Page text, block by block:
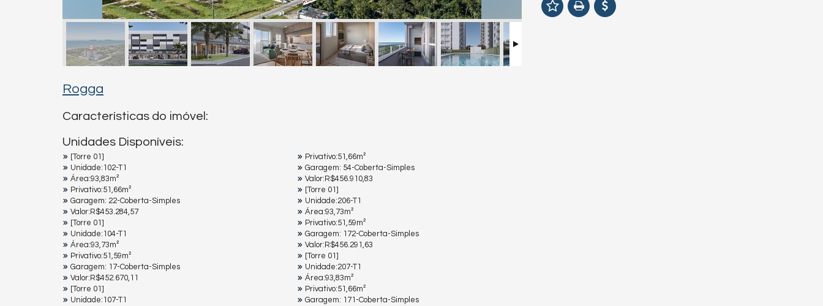
Rogga
Características do imóvel:
Unidades Disponíveis:
[Torre 01]
Unidade:102-T1
Área:93,83m²
Privativo:51,66m²
Garagem: 22-Coberta-Simples
Valor:R$453.284,57
[Torre 01]
Unidade:104-T1
Área:93,73m²
Privativo:51,59m²
Garagem: 17-Coberta-Simples
Valor:R$452.670,11
[Torre 01]
Unidade:107-T1
Privativo:51,66m²
Garagem: 54-Coberta-Simples
Valor:R$456.910,83
[Torre 01]
Unidade:206-T1
Área:93,73m²
Privativo:51,59m²
Garagem: 172-Coberta-Simples
Valor:R$456.291,63
[Torre 01]
Unidade:207-T1
Área:93,83m²
Privativo:51,66m²
Garagem: 171-Coberta-Simples